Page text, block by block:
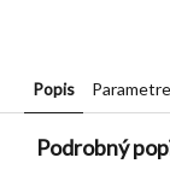
Popis Parametre
Podrobný